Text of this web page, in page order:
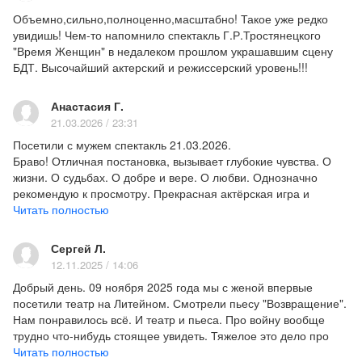
продолжают жить. О чувствах, о которых не
принято говорить вслух. О том, как в тесном
пространстве рождается близость, – и как человек
остаётся живым, несмотря ни на что. Это история
людях, для которых сама жизнь становится
единственным и достаточным смыслом."
Актёрский состав:
Анфиса Максимовна Громова – Ася Ширшина
Александра Субботина – Фёдор Савельевич
Сергей Мосьпан – Вадим, сын Анфисы
Георгий Ефанов – Максим Зауторов
Григорий, отец Вадима – Максим Зауторов
Ольга Ивановна Флёрова, соседка Громовых –
Любовь Завадская/Светлана Шаврова
Капа (Капитолина Васильевна) Гущина, соседка
Объемно,сильно,полноценно,масштабно! Такое уже редко
увидишь! Чем-то напомнило спектакль Г.Р.Тростянецкого
"Время Женщин" в недалеком прошлом украшавшим сцену
БДТ. Высочайший актерский и режиссерский уровень!!!
Анастасия Г.
21.03.2026 / 23:31
Посетили с мужем спектакль 21.03.2026.
Браво! Отличная постановка, вызывает глубокие чувства. О
жизни. О судьбах. О добре и вере. О любви. Однозначно
рекомендую к просмотру. Прекрасная актёрская игра и
режиссура.
смыслом, спектакли.
Читать полностью
Сергей Л.
12.11.2025 / 14:06
Добрый день. 09 ноября 2025 года мы с женой впервые
посетили театр на Литейном. Смотрели пьесу "Возвращение".
Нам понравилось всё. И театр и пьеса. Про войну вообще
трудно что-нибудь стоящее увидеть. Тяжелое это дело про
войну рассказывать. Здесь, в театре на Литейном, смогли. И
Читать полностью